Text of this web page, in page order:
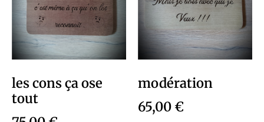
les cons ça ose
tout
modération
65,00 €